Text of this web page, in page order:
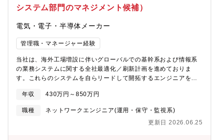
の高い方・コミュニケーション能力が高く交渉が得意な方・フッ
システム部門のマネジメント候補）
電気・電子・半導体メーカー
管理職・マネージャー経験
当社は、海外工場増設に伴いグローバルでの基幹系および情報系
の業務システムに関する全社最適化／刷新計画を進めておりま
す。これらのシステムを自らリードして開拓するエンジニアを募
の要件定義・開発・保守業務を行ってもらいます。・社内システ
ム構築に関わる全般・業務分析・システム企画・立案・仕様設
計、プログラム開発・テスト、稼動支援【入社後の業務内容】
Spring Boot、C# MVC を用いて、基幹系および情報系業務シス
年収 430万円～850万円
職種
ネットワークエンジニア(運用・保守・監視系)
更新日 2026.06.25